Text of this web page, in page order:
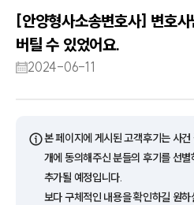
[안양형사소송변호사] 변호
버틸 수 있었어요.
2024-06-11
ⓘ본 페이지에 게시된 고객후기는 사
개에 동의해주신 분들의 후기를 선
추가될 예정입니다.
보다 구체적인 내용을 확인하길 원